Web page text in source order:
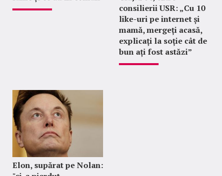
consilierii USR: „Cu 10
like-uri pe internet și
mamă, mergeți acasă,
explicați la soție cât de
bun ați fost astăzi”
Elon, supărat pe Nolan: